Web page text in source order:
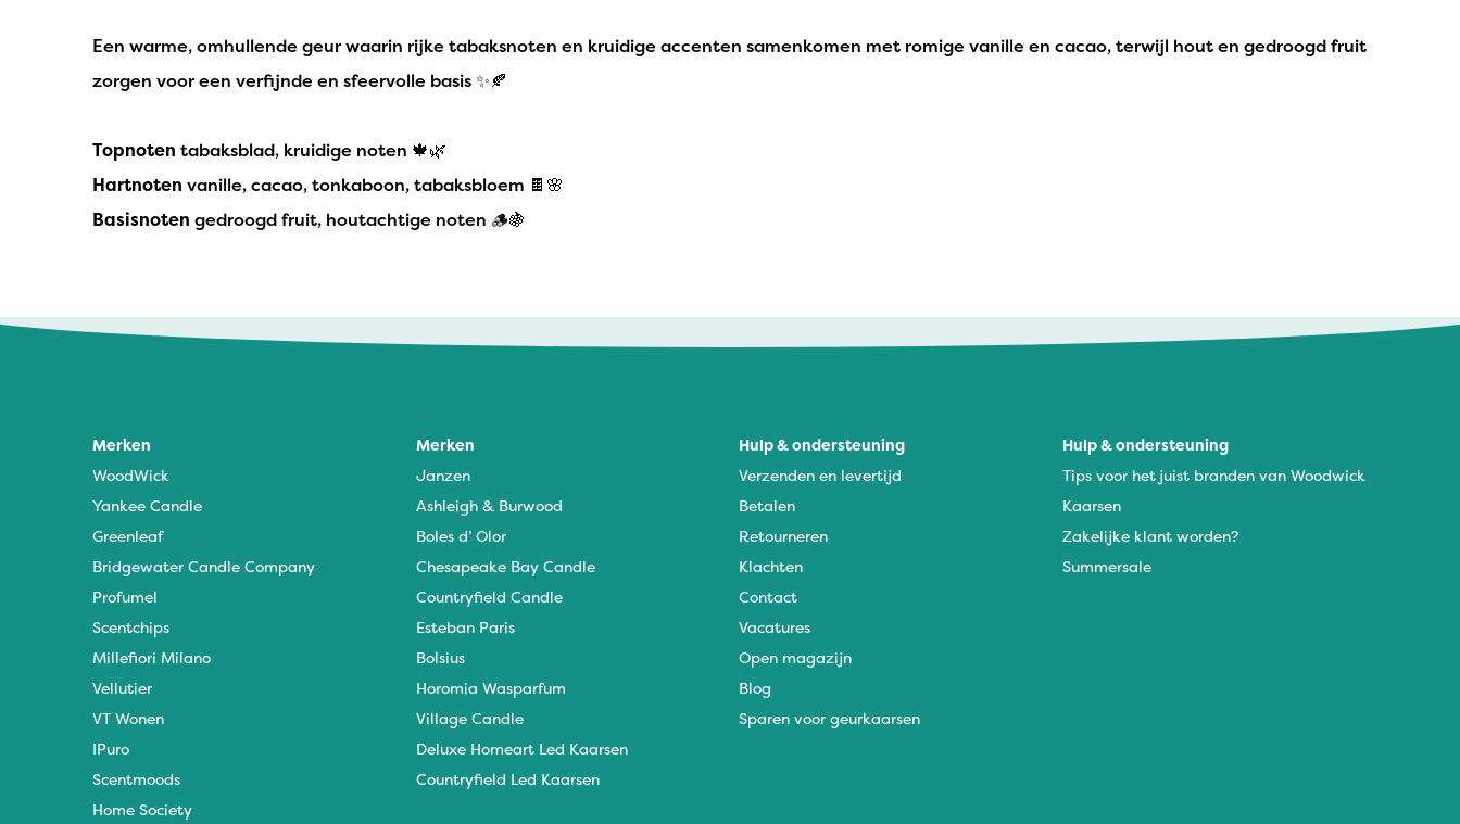
Een warme, omhullende geur waarin rijke tabaksnoten en kruidige accenten samenkomen met romige vanille en cacao, terwijl hout en gedroogd fruit
zorgen voor een verfijnde en sfeervolle basis ✨🍂
Topnoten tabaksblad, kruidige noten 🍁🌿
Hartnoten vanille, cacao, tonkaboon, tabaksbloem 🍫🌸
Basisnoten gedroogd fruit, houtachtige noten 🪵🍇
Merken
WoodWick
Yankee Candle
Greenleaf
Bridgewater Candle Company
Profumel
Scentchips
Millefiori Milano
Vellutier
VT Wonen
IPuro
Scentmoods
Home Society
Merken
Janzen
Ashleigh & Burwood
Boles d’ Olor
Chesapeake Bay Candle
Countryfield Candle
Esteban Paris
Bolsius
Horomia Wasparfum
Village Candle
Deluxe Homeart Led Kaarsen
Countryfield Led Kaarsen
Hulp & ondersteuning
Verzenden en levertijd
Betalen
Retourneren
Klachten
Contact
Vacatures
Open magazijn
Blog
Sparen voor geurkaarsen
Hulp & ondersteuning
Tips voor het juist branden van Woodwick
Kaarsen
Zakelijke klant worden?
Summersale